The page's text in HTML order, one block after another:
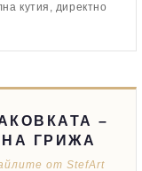
кутия, директно
–
ГРИЖА
от StefArt